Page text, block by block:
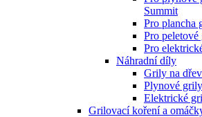
Summit
Pro plancha
Pro
Pro
Náhradní díly
Grily na
Plynové grily
Elektrické
Grilovací koření a